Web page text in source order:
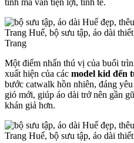
tính mà vẫn tiện lợi, tinh tế.
Một điểm nhấn thú vị của buổi
xuất hiện của các model kid đến
bước catwalk hồn nhiên, đáng
gió mới, giúp áo dài trở nên gần
khán giả hơn.